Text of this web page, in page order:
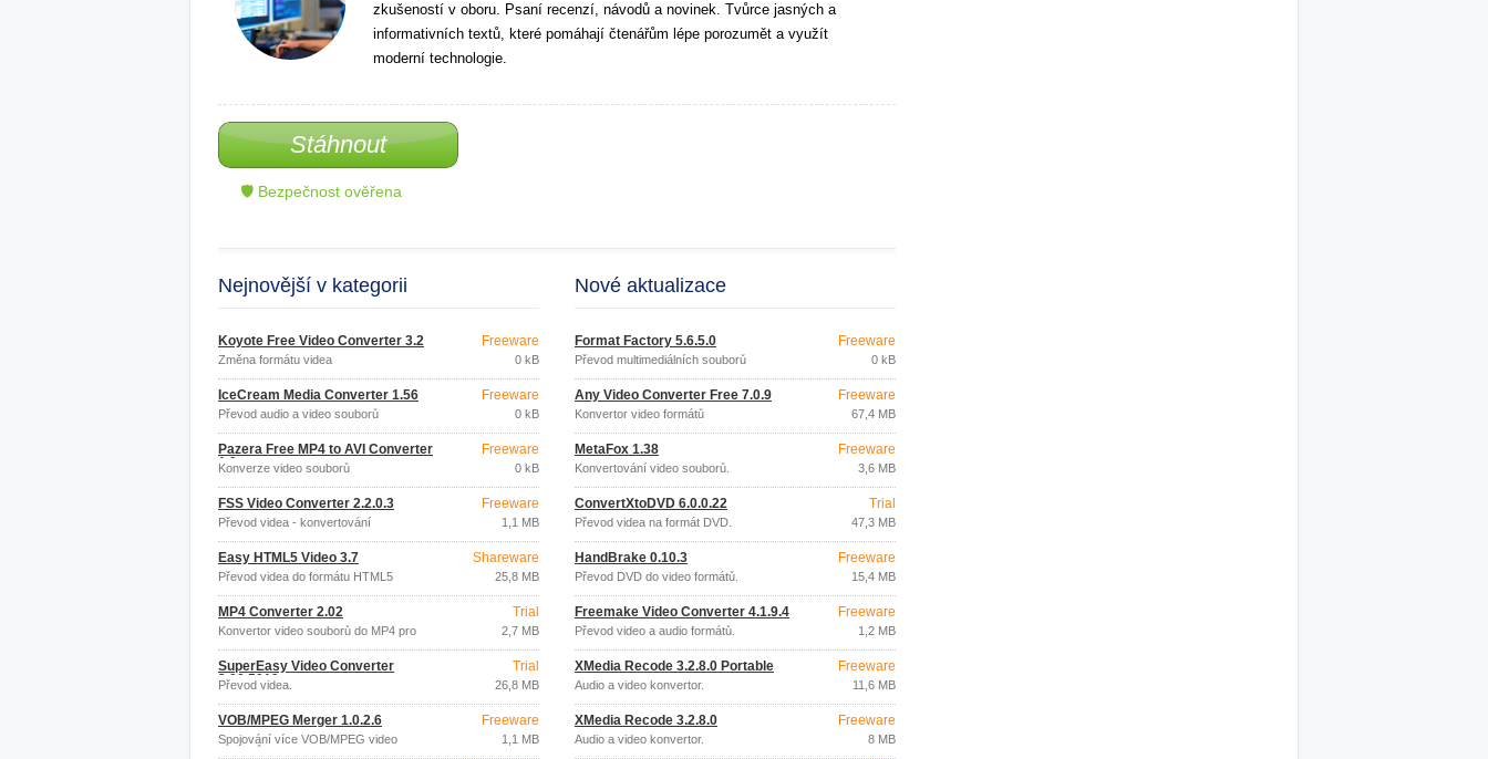
zkušeností v oboru. Psaní recenzí, návodů a novinek. Tvůrce jasných a
informativních textů, které pomáhají čtenářům lépe porozumět a využít
moderní technologie.
Stáhnout
🛡 Bezpečnost ověřena
Nejnovější v kategorii
Koyote Free Video Converter 3.2
Změna formátu videa
Freeware
0 kB
IceCream Media Converter 1.56
Převod audio a video souborů
Freeware
0 kB
Pazera Free MP4 to AVI Converter
1.9
Konverze video souborů
Freeware
0 kB
FSS Video Converter 2.2.0.3
Převod videa - konvertování
Freeware
1,1 MB
Easy HTML5 Video 3.7
Převod videa do formátu HTML5
Shareware
25,8 MB
MP4 Converter 2.02
Konvertor video souborů do MP4 pro
Trial
2,7 MB
SuperEasy Video Converter
3.00.5019
Převod videa.
Trial
26,8 MB
VOB/MPEG Merger 1.0.2.6
Spojování více VOB/MPEG video
souborů do jednoho.
Freeware
1,1 MB
Nové aktualizace
Format Factory 5.6.5.0
Převod multimediálních souborů
Freeware
0 kB
Any Video Converter Free 7.0.9
Konvertor video formátů
Freeware
67,4 MB
MetaFox 1.38
Konvertování video souborů.
Freeware
3,6 MB
ConvertXtoDVD 6.0.0.22
Převod videa na formát DVD.
Trial
47,3 MB
HandBrake 0.10.3
Převod DVD do video formátů.
Freeware
15,4 MB
Freemake Video Converter 4.1.9.4
Převod video a audio formátů.
Freeware
1,2 MB
XMedia Recode 3.2.8.0 Portable
Audio a video konvertor.
Freeware
11,6 MB
XMedia Recode 3.2.8.0
Audio a video konvertor.
Freeware
8 MB